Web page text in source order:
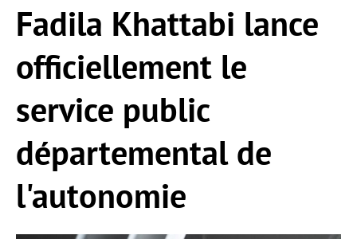
Fadila Khattabi lance
officiellement le
service public
départemental de
l'autonomie